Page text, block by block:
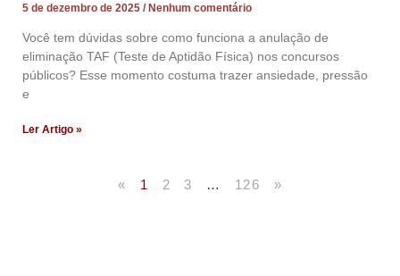
5 de dezembro de 2025 Nenhum comentário
Você tem dúvidas sobre como funciona a anulação de
eliminação TAF (Teste de Aptidão Física) nos concursos
públicos? Esse momento costuma trazer ansiedade, pressão
e
Ler Artigo »
« 1 2 3 … 126 »